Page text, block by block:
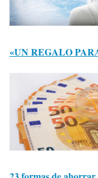
«UN REGALO